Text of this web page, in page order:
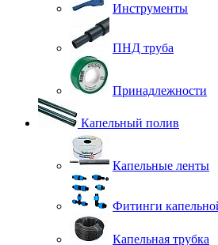
Инструменты
ПНД труба
Принадлежности
Капельный полив
Капельные ленты
Фитинги
Капельная трубка